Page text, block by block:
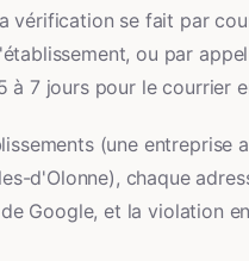
vérification se fait par
ou par appel
7 jours pour le courrier
(une entreprise
d'Olonne), chaque
Google, et la violation